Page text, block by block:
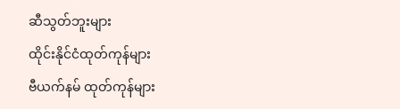
ဆီသွတ်ဘူးများ
ထိုင်းနိုင်ငံထုတ်ကုန်များ
ဗီယက်နမ် ထုတ်ကုန်များ